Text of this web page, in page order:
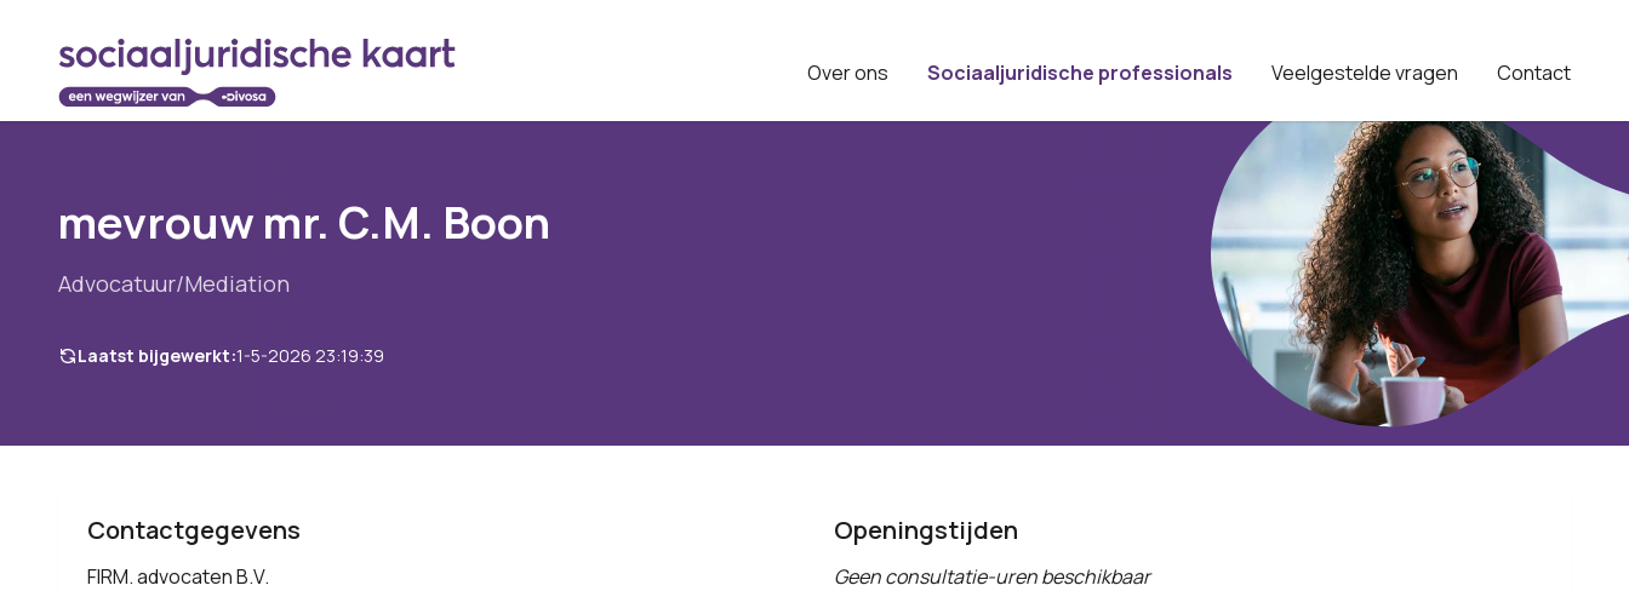
Over ons Sociaaljuridische professionals Veelgestelde vragen Contact
mevrouw mr. C.M. Boon
Advocatuur/Mediation
Laatst bijgewerkt:1-5-2026 23:19:39
Contactgegevens
FIRM. advocaten B.V.
Openingstijden
Geen consultatie-uren beschikbaar